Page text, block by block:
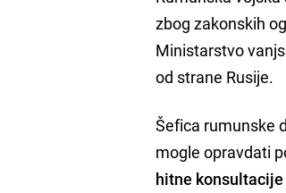
zbog zakonskih
Ministarstvo
od strane Rusije.
Šefica rumunske
mogle opravdati
hitne konsultacije